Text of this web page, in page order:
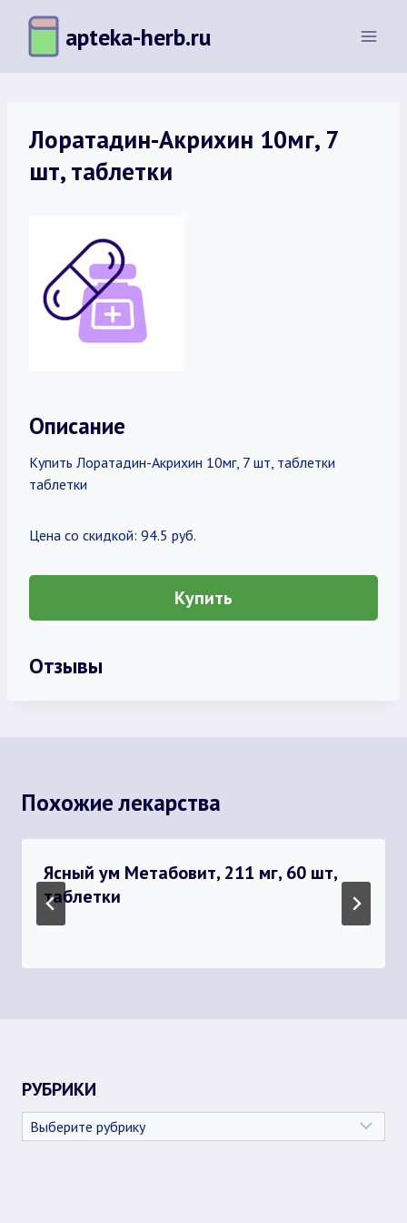
Перейти
содержимому
apteka-herb.ru
Лоратадин-Акрихин 10мг, 7
шт, таблетки
Описание
Купить Лоратадин-Акрихин 10мг, 7 шт, таблетки
таблетки
Цена со скидкой: 94.5 руб.
Купить
Отзывы
Похожие лекарства
Ясный ум Метабовит, 211 мг, 60 шт,
таблетки
РУБРИКИ
Рубрики